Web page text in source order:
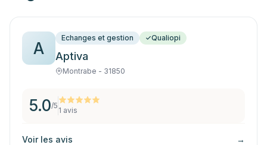
A
Echanges et gestion Qualiopi
Aptiva
Montrabe - 31850
5.0/5
1 avis
Voir les avis →